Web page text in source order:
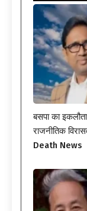
बसपा का
राजनीतिक
Death News